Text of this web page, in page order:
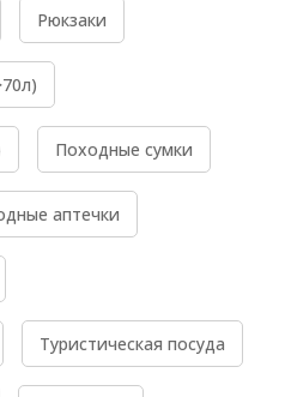
Рюкзаки
Походные сумки
аптечки
Туристическая посуда